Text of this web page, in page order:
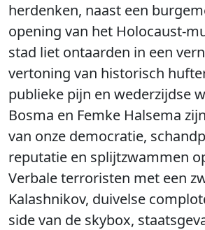
herdenken, naast een
opening van het Holocaust-
stad liet ontaarden in een
vertoning van historisch
publieke pijn en wederzijdse
Bosma en Femke Halsema
van onze democratie,
reputatie en splijtzwammen
Verbale terroristen met een
Kalashnikov, duivelse
side van de skybox,